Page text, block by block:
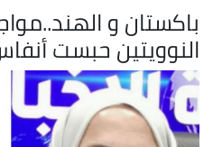
باكستان و
النوويتين حبست
الصورة